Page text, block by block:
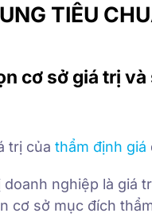
TIÊU
cơ sở giá trị
trị của thẩm định giá
doanh nghiệp là giá
cơ sở mục đích